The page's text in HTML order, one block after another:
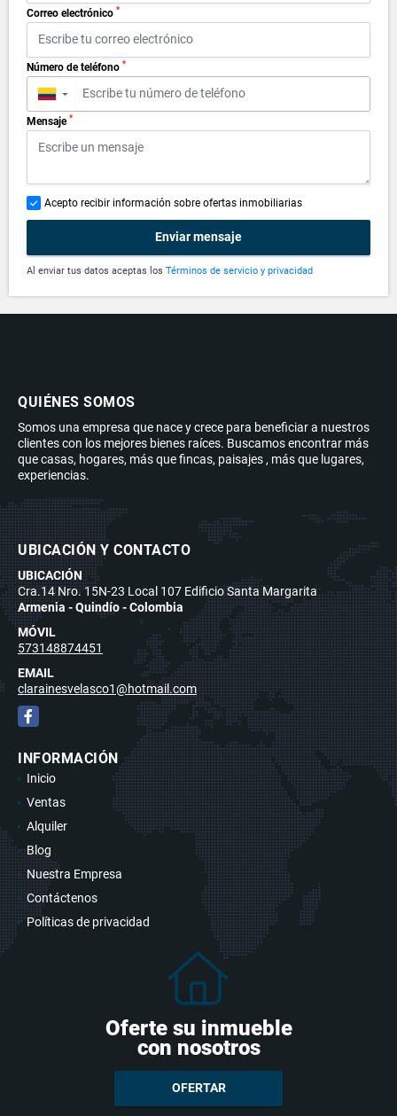
Correo electrónico *
Número de teléfono *
▼
Mensaje *
Acepto recibir información sobre ofertas inmobiliarias
Enviar mensaje
Al enviar tus datos aceptas los Términos de servicio y privacidad
QUIÉNES SOMOS
Somos una empresa que nace y crece para beneficiar a nuestros
clientes con los mejores bienes raíces. Buscamos encontrar más
que casas, hogares, más que fincas, paisajes , más que lugares,
experiencias.
UBICACIÓN Y CONTACTO
UBICACIÓN
Cra.14 Nro. 15N-23 Local 107 Edificio Santa Margarita
Armenia - Quindío - Colombia
MÓVIL
573148874451
EMAIL
clarainesvelasco1@hotmail.com
Facebook
INFORMACIÓN
Inicio
Ventas
Alquiler
Blog
Nuestra Empresa
Contáctenos
Políticas de privacidad
Oferte su inmueble
con nosotros
OFERTAR